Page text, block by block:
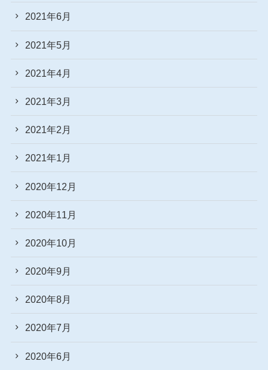
2021年6月
2021年5月
2021年4月
2021年3月
2021年2月
2021年1月
2020年12月
2020年11月
2020年10月
2020年9月
2020年8月
2020年7月
2020年6月